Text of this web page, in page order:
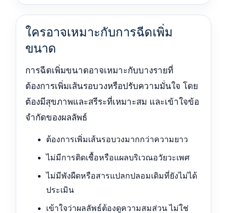
ใครอาจเหมาะกับการฉีดเพิ่ม
ขนาด
การฉีดเพิ่มขนาดอาจเหมาะกับบางรายที่
ต้องการเพิ่มเส้นรอบวงหรือปรับความมั่นใจ โดย
ต้องมีสุขภาพและสรีระที่เหมาะสม และเข้าใจข้อ
จำกัดของผลลัพธ์
ต้องการเพิ่มเส้นรอบวงมากกว่าความยาว
ไม่มีการติดเชื้อหรือแผลบริเวณอวัยวะเพศ
ไม่มีพังผืดหรือสารแปลกปลอมเดิมที่ยังไม่ได้
ประเมิน
เข้าใจว่าผลลัพธ์ต้องดูความสมส่วน ไม่ใช่